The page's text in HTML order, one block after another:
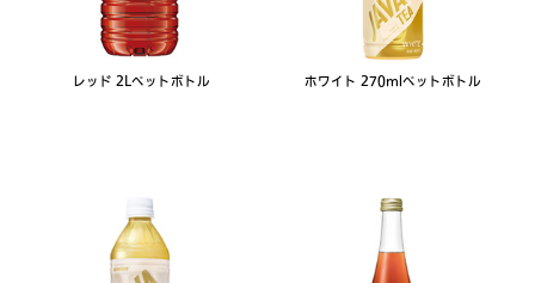
レッド 2Lペットボトル ホワイト 270mlペットボトル